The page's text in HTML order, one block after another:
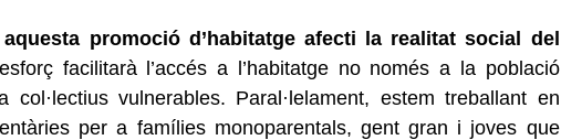
promoció d’habitatge afecti la realitat social del
facilitarà l’accés a l’habitatge no només a la població
col·lectius vulnerables. Paral·lelament, estem treballant en
per a famílies monoparentals, gent gran i joves que